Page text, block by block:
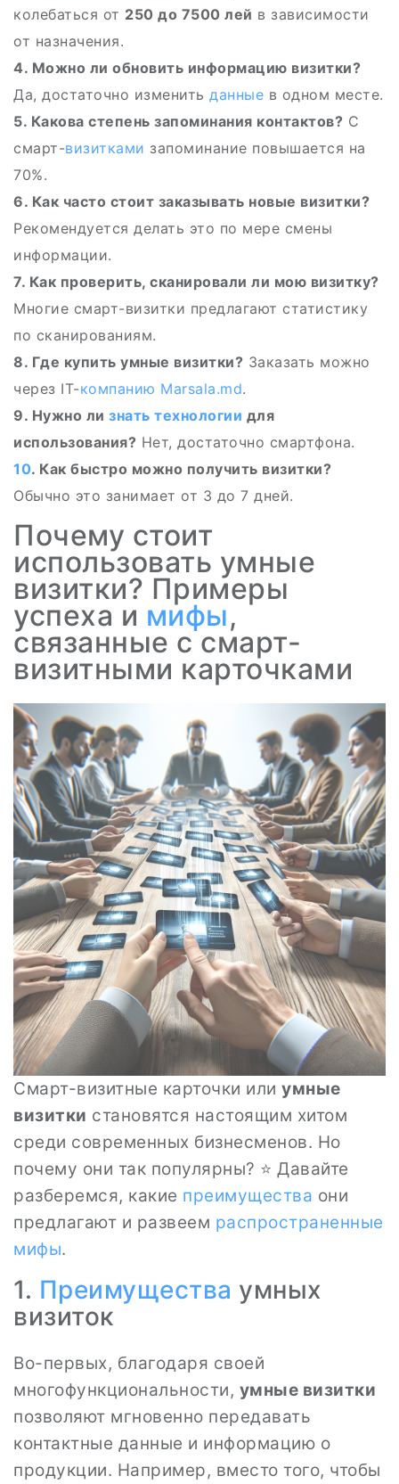
колебаться от 250 до 7500 лей в зависимости
от назначения.
4. Можно ли обновить информацию визитки?
Да, достаточно изменить данные в одном месте.
5. Какова степень запоминания контактов? С
смарт-визитками запоминание повышается на
70%.
6. Как часто стоит заказывать новые визитки?
Рекомендуется делать это по мере смены
информации.
7. Как проверить, сканировали ли мою визитку?
Многие смарт-визитки предлагают статистику
по сканированиям.
8. Где купить умные визитки? Заказать можно
через IT-компанию Marsala.md.
9. Нужно ли знать технологии для
использования? Нет, достаточно смартфона.
10. Как быстро можно получить визитки?
Обычно это занимает от 3 до 7 дней.
Почему стоит
использовать умные
визитки? Примеры
успеха и мифы,
связанные с смарт-
визитными карточками
Смарт-визитные карточки или умные
визитки становятся настоящим хитом
среди современных бизнесменов. Но
почему они так популярны? ⭐ Давайте
разберемся, какие преимущества они
предлагают и развеем распространенные
мифы.
1. Преимущества умных
визиток
Во-первых, благодаря своей
многофункциональности, умные визитки
позволяют мгновенно передавать
контактные данные и информацию о
продукции. Например, вместо того, чтобы